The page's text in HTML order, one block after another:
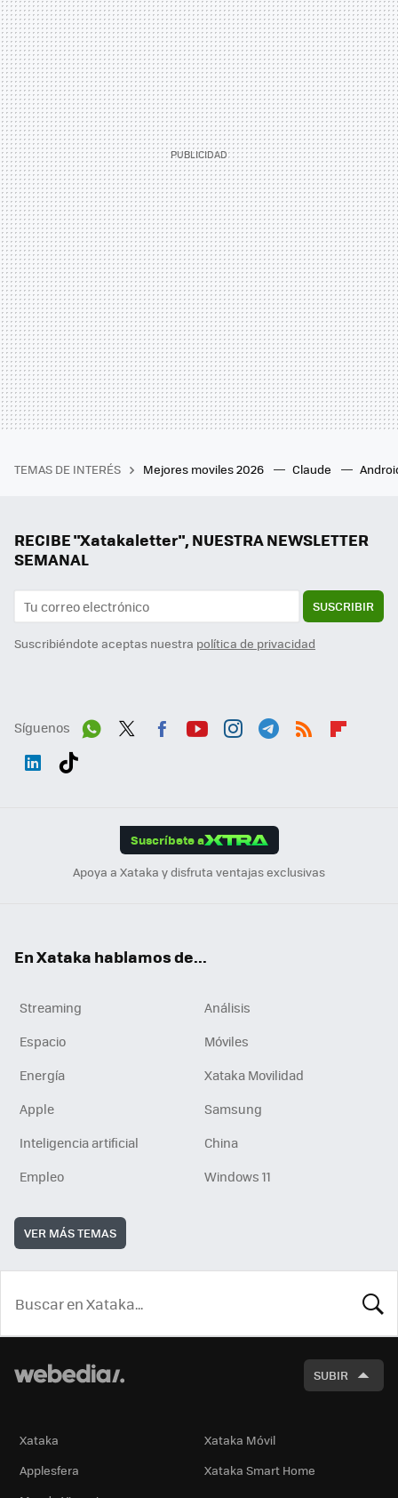
TEMAS DE INTERÉS Mejores moviles 2026 Claude
RECIBE "Xatakaletter", NUESTRA NEWSLETTER
SEMANAL
SUSCRIBIR
Suscribiéndote aceptas nuestra política de privacidad
Síguenos
Suscríbete a
Apoya a Xataka y disfruta ventajas exclusivas
En Xataka hablamos de...
Streaming
Análisis
Espacio
Móviles
Energía
Xataka Movilidad
Apple
Samsung
Inteligencia artificial
China
Empleo
Windows 11
VER MÁS TEMAS
SUBIR
Xataka
Xataka Móvil
Applesfera
Xataka Smart Home